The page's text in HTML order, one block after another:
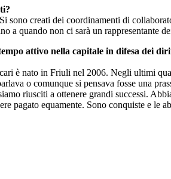
sono creati dei coordinamenti di
quando non ci sarà un rappresentante
attivo nella capitale in difesa dei
è nato in Friuli nel 2006. Negli ultimi
o comunque si pensava fosse una
riusciti a ottenere grandi successi.
pagato equamente. Sono conquiste e le